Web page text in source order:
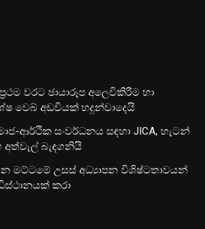
ප්‍රථම වරට ඡායාරූප අලෙවිකිරීම හා
වෙබ් අඩවියක් හදුන්වාදෙයි
ආර්ථික සංවර්ධනය සඳහා JICA, හැටන්
බැඳගනියි
මට්ටමේ උසස් අධ්‍යාපන විශිෂ්ටතාවයන්
කරා